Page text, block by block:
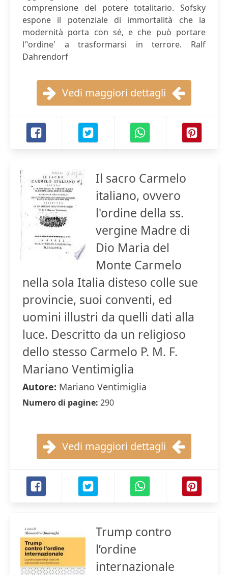
comprensione del potere totalitario. Sofsky
espone il potenziale di immortalità che la
modernità porta con sé, e che può portare
l'ʽordine' a trasformarsi in terrore. Ralf
Dahrendorf
Vedi maggiori dettagli
Il sacro Carmelo
italiano, ovvero
l'ordine della ss.
vergine Madre di
Dio Maria del
Monte Carmelo
nella sola Italia disteso colle sue
provincie, suoi conventi, ed
uomini illustri da quelli dati alla
luce. Descritto da un religioso
dello stesso Carmelo P. M. F.
Mariano Ventimiglia
Autore: Mariano Ventimiglia
Numero di pagine: 290
Vedi maggiori dettagli
Trump contro
l’ordine
internazionale